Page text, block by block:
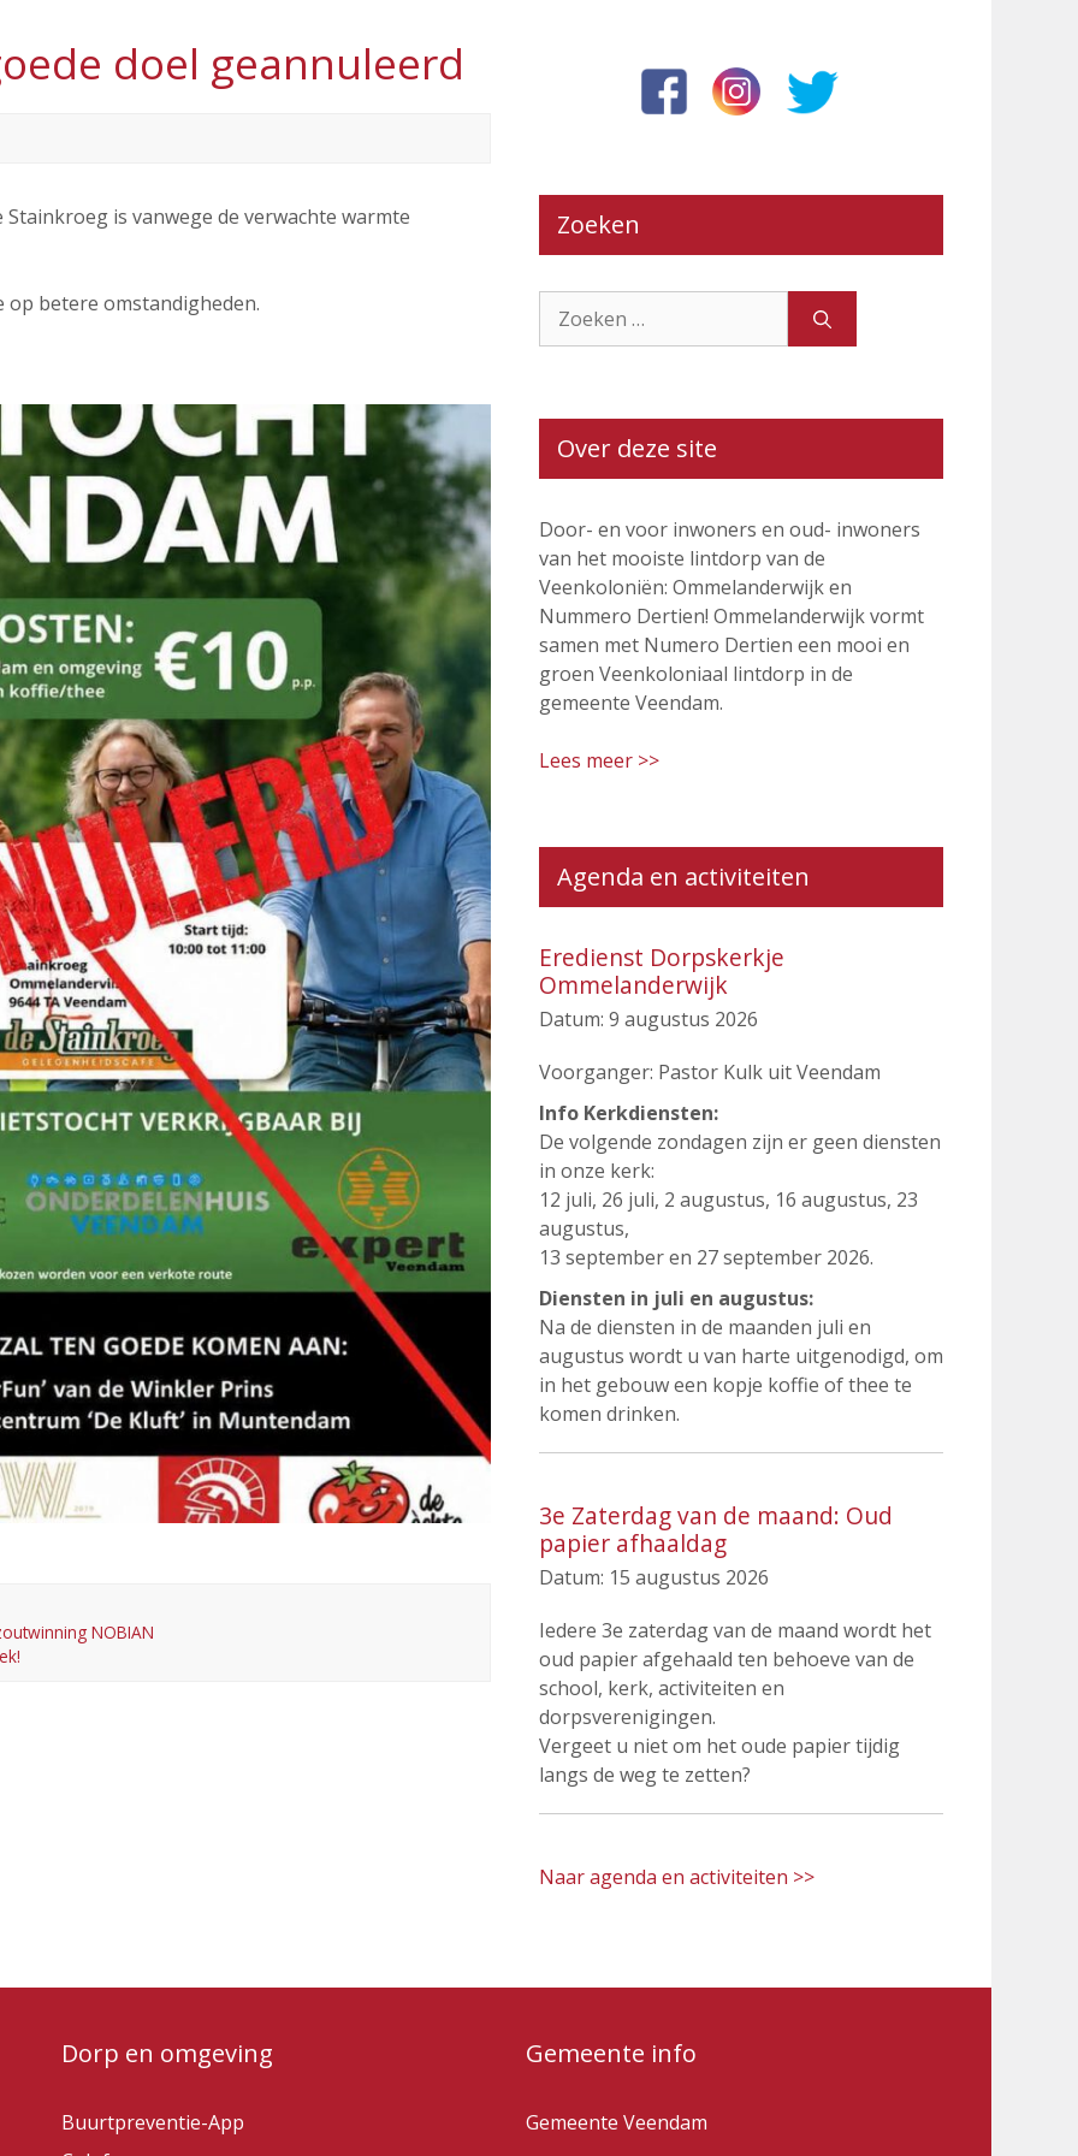
doel geannuleerd
is vanwege de verwachte warmte
betere omstandigheden.
NOBIAN
Zoeken
naar:
Over deze site
Door- en voor inwoners en oud- inwoners
van het mooiste lintdorp van de
Veenkoloniën: Ommelanderwijk en
Nummero Dertien! Ommelanderwijk vormt
samen met Numero Dertien een mooi en
groen Veenkoloniaal lintdorp in de
gemeente Veendam.
Lees meer >>
Agenda en activiteiten
Eredienst Dorpskerkje
Ommelanderwijk
Datum: 9 augustus 2026
Voorganger: Pastor Kulk uit Veendam
Info Kerkdiensten:
De volgende zondagen zijn er geen diensten
in onze kerk:
12 juli, 26 juli, 2 augustus, 16 augustus, 23
augustus,
13 september en 27 september 2026.
Diensten in juli en augustus:
Na de diensten in de maanden juli en
augustus wordt u van harte uitgenodigd, om
in het gebouw een kopje koffie of thee te
komen drinken.
3e Zaterdag van de maand: Oud
papier afhaaldag
Datum: 15 augustus 2026
Iedere 3e zaterdag van de maand wordt het
oud papier afgehaald ten behoeve van de
school, kerk, activiteiten en
dorpsverenigingen.
Vergeet u niet om het oude papier tijdig
langs de weg te zetten?
Naar agenda en activiteiten >>
Dorp en omgeving
Buurtpreventie-App
Gemeente info
Gemeente Veendam